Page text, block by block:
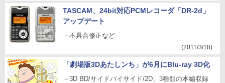
TASCAM、24bit対応PCMレコーダ「DR-2d」
アップデート
－不具合修正など
(2011/3/18)
「劇場版3Dあたしンち」が6月にBlu-ray 3D化
－3D BD/サイドバイサイド/2D、3種類の本編収録